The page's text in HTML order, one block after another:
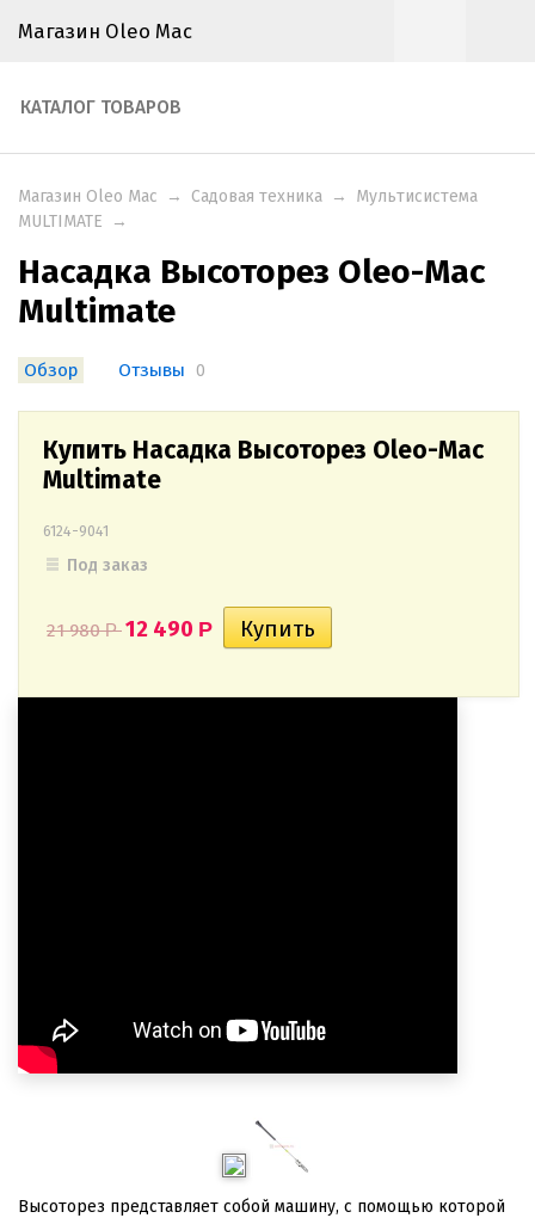
Магазин Oleo Mac
КАТАЛОГ ТОВАРОВ
Магазин Oleo Mac → Садовая техника →
Мультисистема
MULTIMATE
→
Насадка Высоторез Oleo-Mac
Multimate
Обзор Отзывы 0
Купить Насадка Высоторез Oleo-Mac
Multimate
6124-9041
Под заказ
21 980Р 12 490 Р
Высоторез представляет собой машину, с помощью которой